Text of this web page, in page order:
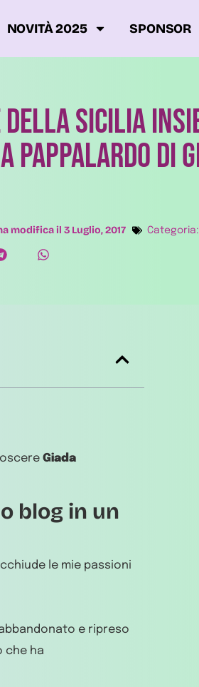
NOVITÀ 2025 SPONSOR
Sicilia
Pappalardo di
modifica il 3 Luglio, 2017
Giada
blog in un
le mie passioni
e ripreso
che ha